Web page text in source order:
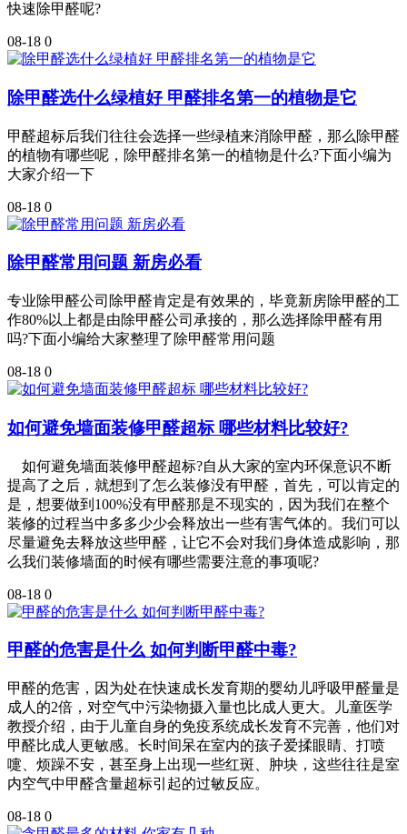
快速除甲醛呢?
08-18 0
除甲醛选什么绿植好 甲醛排名第一的植物是它
甲醛超标后我们往往会选择一些绿植来消除甲醛，那么除甲醛
的植物有哪些呢，除甲醛排名第一的植物是什么?下面小编为
大家介绍一下
08-18 0
除甲醛常用问题 新房必看
专业除甲醛公司除甲醛肯定是有效果的，毕竟新房除甲醛的工
作80%以上都是由除甲醛公司承接的，那么选择除甲醛有用
吗?下面小编给大家整理了除甲醛常用问题
08-18 0
如何避免墙面装修甲醛超标 哪些材料比较好?
如何避免墙面装修甲醛超标?自从大家的室内环保意识不断
提高了之后，就想到了怎么装修没有甲醛，首先，可以肯定的
是，想要做到100%没有甲醛那是不现实的，因为我们在整个
装修的过程当中多多少少会释放出一些有害气体的。我们可以
尽量避免去释放这些甲醛，让它不会对我们身体造成影响，那
么我们装修墙面的时候有哪些需要注意的事项呢?
08-18 0
甲醛的危害是什么 如何判断甲醛中毒?
甲醛的危害，因为处在快速成长发育期的婴幼儿呼吸甲醛量是
成人的2倍，对空气中污染物摄入量也比成人更大。儿童医学
教授介绍，由于儿童自身的免疫系统成长发育不完善，他们对
甲醛比成人更敏感。长时间呆在室内的孩子爱揉眼睛、打喷
嚏、烦躁不安，甚至身上出现一些红斑、肿块，这些往往是室
内空气中甲醛含量超标引起的过敏反应。
08-18 0